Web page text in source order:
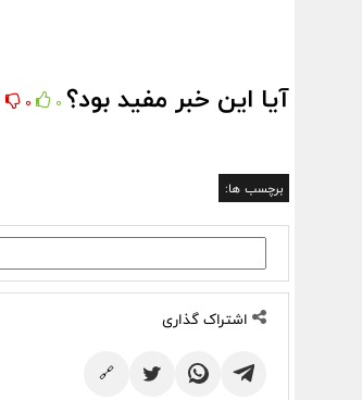
آیا این خبر مفید بود؟ 0
0
برچسب ها:
اشتراک گذاری
🔗